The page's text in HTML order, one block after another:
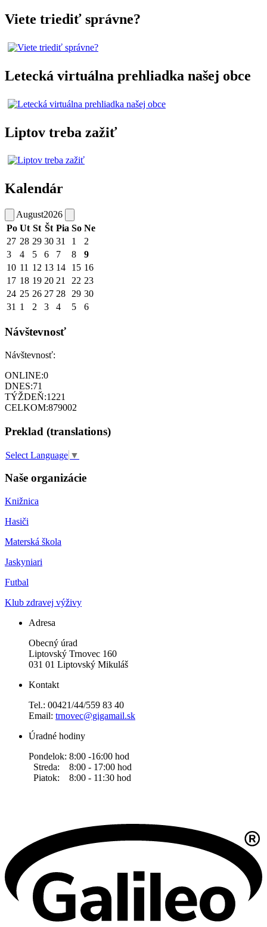
Viete triediť správne?
Letecká virtuálna prehliadka našej obce
Liptov treba zažiť
Kalendár
August2026
Po Ut St Št Pia So Ne
27 28 29 30 31 1
2
3
4 5 6 7 8
9
10 11 12 13 14 15 16
17 18 19 20 21 22 23
24 25 26 27 28 29 30
31 1 2 3 4 5 6
Návštevnosť
Návštevnosť:
ONLINE:0
DNES:71
TÝŽDEŇ:1221
CELKOM:879002
Preklad (translations)
Select Language ▼
Naše organizácie
Knižnica
Hasiči
Materská škola
Jaskyniari
Futbal
Klub zdravej výživy
Adresa
Obecný úrad
Liptovský Trnovec 160
031 01 Liptovský Mikuláš
Kontakt
Tel.: 00421/44/559 83 40
Email: trnovec@gigamail.sk
Úradné hodiny
Pondelok: 8:00 -16:00 hod
Streda: 8:00 - 17:00 hod
Piatok: 8:00 - 11:30 hod